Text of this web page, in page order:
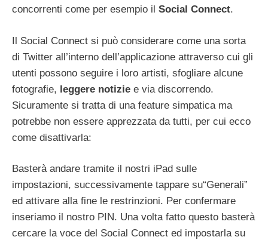
concorrenti come per esempio il Social Connect.
Il Social Connect si può considerare come una sorta
di Twitter all’interno dell’applicazione attraverso cui gli
utenti possono seguire i loro artisti, sfogliare alcune
fotografie, leggere notizie e via discorrendo.
Sicuramente si tratta di una feature simpatica ma
potrebbe non essere apprezzata da tutti, per cui ecco
come disattivarla:
Basterà andare tramite il nostri iPad sulle
impostazioni, successivamente tappare su“Generali”
ed attivare alla fine le restrinzioni. Per confermare
inseriamo il nostro PIN. Una volta fatto questo basterà
cercare la voce del Social Connect ed impostarla su